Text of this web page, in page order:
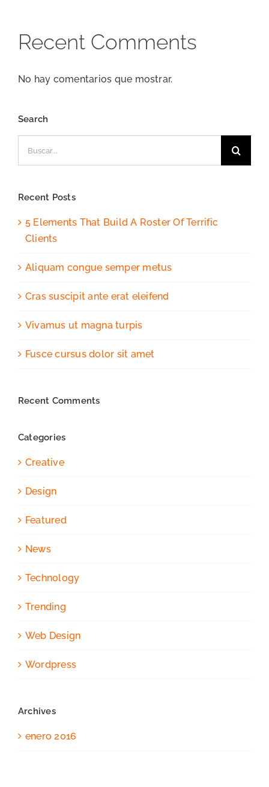
Recent Comments
No hay comentarios que mostrar.
Search
Recent Posts
5 Elements That Build A Roster Of Terrific
Clients
Aliquam congue semper metus
Cras suscipit ante erat eleifend
Vivamus ut magna turpis
Fusce cursus dolor sit amet
Recent Comments
Categories
Creative
Design
Featured
News
Technology
Trending
Web Design
Wordpress
Archives
enero 2016